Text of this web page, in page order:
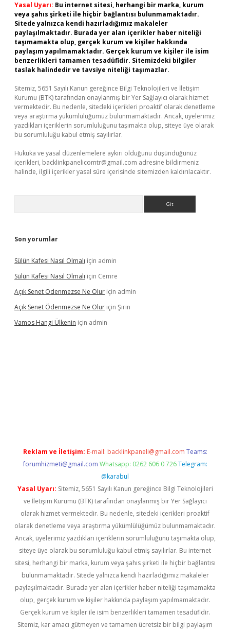
Yasal Uyarı: Bu internet sitesi, herhangi bir marka, kurum
veya şahıs şirketi ile hiçbir bağlantısı bulunmamaktadır.
Sitede yalnızca kendi hazırladığımız makaleler
paylaşılmaktadır. Burada yer alan içerikler haber niteliği
taşımamakta olup, gerçek kurum ve kişiler hakkında
paylaşım yapılmamaktadır. Gerçek kurum ve kişiler ile isim
benzerlikleri tamamen tesadüfidir. Sitemizdeki bilgiler
taslak halindedir ve tavsiye niteliği taşımazlar.
Sitemiz, 5651 Sayılı Kanun gereğince Bilgi Teknolojileri ve İletişim
Kurumu (BTK) tarafından onaylanmış bir Yer Sağlayıcı olarak hizmet
vermektedir. Bu nedenle, sitedeki içerikleri proaktif olarak denetleme
veya araştırma yükümlülüğümüz bulunmamaktadır. Ancak, üyelerimiz
yazdıkları içeriklerin sorumluluğunu taşımakta olup, siteye üye olarak
bu sorumluluğu kabul etmiş sayılırlar.
Hukuka ve yasal düzenlemelere aykırı olduğunu düşündüğünüz
içerikleri, backlinkpanelicomtr@gmail.com adresine bildirmeniz
halinde, ilgili içerikler yasal süre içerisinde sitemizden kaldırılacaktır.
Son yorumlar
Sülün Kafesi Nasıl Olmalı için admin
Sülün Kafesi Nasıl Olmalı için Cemre
Açık Senet Ödenmezse Ne Olur için admin
Açık Senet Ödenmezse Ne Olur için Şirin
Vamos Hangi Ülkenin için admin
Reklam ve İletişim: E-mail: backlinkpaneli@gmail.com Teams:
forumhizmeti@gmail.com Whatsapp: 0262 606 0 726 Telegram:
@karabul
Yasal Uyarı: Sitemiz, 5651 Sayılı Kanun gereğince Bilgi Teknolojileri
ve İletişim Kurumu (BTK) tarafından onaylanmış bir Yer Sağlayıcı
olarak hizmet vermektedir. Bu nedenle, sitedeki içerikleri proaktif
olarak denetleme veya araştırma yükümlülüğümüz bulunmamaktadır.
Ancak, üyelerimiz yazdıkları içeriklerin sorumluluğunu taşımakta olup,
siteye üye olarak bu sorumluluğu kabul etmiş sayılırlar. Bu internet
sitesi, herhangi bir marka, kurum veya şahıs şirketi ile hiçbir bağlantısı
bulunmamaktadır. Sitede yalnızca kendi hazırladığımız makaleler
paylaşılmaktadır. Burada yer alan içerikler haber niteliği taşımamakta
olup, gerçek kurum ve kişiler hakkında paylaşım yapılmamaktadır.
Gerçek kurum ve kişiler ile isim benzerlikleri tamamen tesadüfidir.
Sitemiz, kar amacı gütmeyen ve tamamen ücretsiz bir bilgi paylaşım